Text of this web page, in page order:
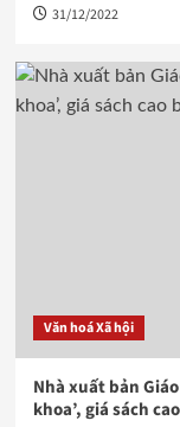
31/12/2022
Văn hoá Xã hội
Nhà xuất bản
khoa’, giá sách